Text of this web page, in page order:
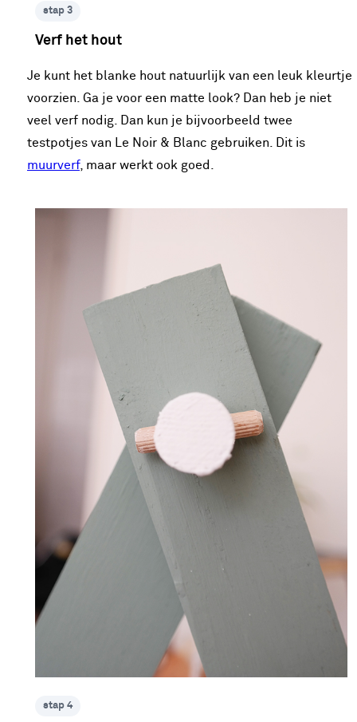
stap 3
Verf het hout
Je kunt het blanke hout natuurlijk van een leuk kleurtje
voorzien. Ga je voor een matte look? Dan heb je niet
veel verf nodig. Dan kun je bijvoorbeeld twee
testpotjes van Le Noir & Blanc gebruiken. Dit is
muurverf, maar werkt ook goed.
stap 4